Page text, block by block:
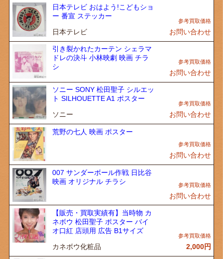
日本テレビ おはよう!こどもショ
ー 番宣 ステッカー
日本テレビ お問い合わせ
引き裂かれたカーテン シェラマ
ドレの決斗 小林映劇 映画 チラ
シ
お問い合わせ
ソニー SONY 松田聖子 シルエッ
ト SILHOUETTE A1 ポスター
ソニー お問い合わせ
荒野の七人 映画 ポスター
お問い合わせ
007 サンダーボール作戦 日比谷
映画 オリジナル チラシ
お問い合わせ
【販売・買取実績有】当時物 カ
ネボウ 松田聖子 ポスター バイ
オ口紅 店頭用 広告 B1サイズ
カネボウ化粧品 2,000円